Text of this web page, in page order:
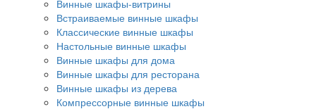
Винные шкафы-витрины
Встраиваемые винные шкафы
Классические винные шкафы
Настольные винные шкафы
Винные шкафы для дома
Винные шкафы для ресторана
Винные шкафы из дерева
Компрессорные винные шкафы